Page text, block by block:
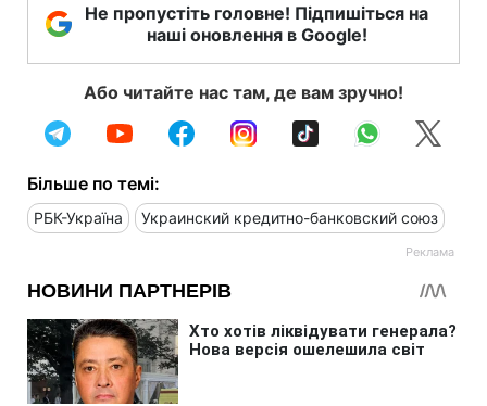
Не пропустіть головне! Підпишіться на
наші оновлення в Google!
Або читайте нас там, де вам зручно!
Більше по темі:
РБК-Україна Украинский кредитно-банковский союз